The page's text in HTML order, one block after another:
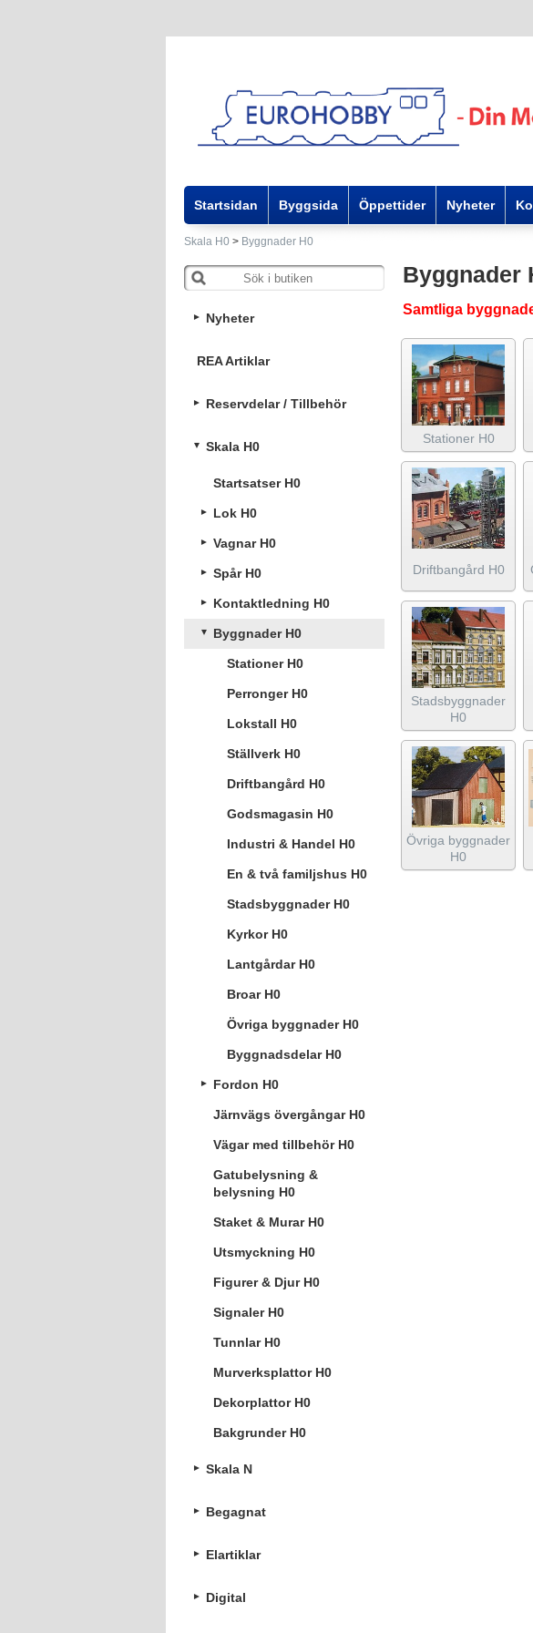
Startsidan Byggsida Öppettider Nyheter
Skala H0 > Byggnader H0
Nyheter
REA Artiklar
Reservdelar / Tillbehör
Skala H0
Startsatser H0
Lok H0
Vagnar H0
Spår H0
Kontaktledning H0
Byggnader H0
Stationer H0
Perronger H0
Lokstall H0
Ställverk H0
Driftbangård H0
Godsmagasin H0
Industri & Handel H0
En & två familjshus H0
Stadsbyggnader H0
Kyrkor H0
Lantgårdar H0
Broar H0
Övriga byggnader H0
Byggnadsdelar H0
Fordon H0
Järnvägs övergångar H0
Vägar med tillbehör H0
Gatubelysning &
belysning H0
Staket & Murar H0
Utsmyckning H0
Figurer & Djur H0
Signaler H0
Tunnlar H0
Murverksplattor H0
Dekorplattor H0
Bakgrunder H0
Skala N
Begagnat
Elartiklar
Digital
Byggnader
Samtliga
Stationer H0
Driftbangård H0
Stadsbyggnader
H0
Övriga byggnader
H0